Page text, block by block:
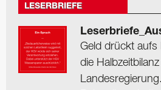
LESERBRIEFE
Geld drückt
die